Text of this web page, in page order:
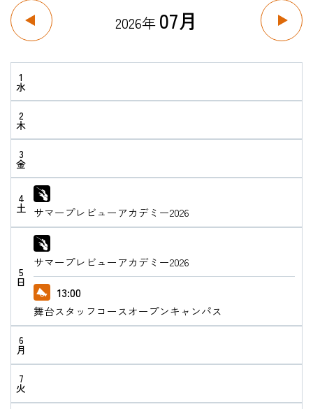
大学・短大
大学院
教員紹介
演奏会・公演・講座
在学生の方
2026年 07月
1
水
2
木
3
金
4
土 サマープレビューアカデミー2026
5
日
サマープレビューアカデミー2026
13:00
舞台スタッフコースオープンキャンパス
6
月
7
火